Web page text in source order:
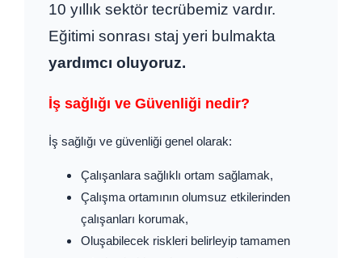
10 yıllık sektör tecrübemiz vardır.
Eğitimi sonrası staj yeri bulmakta
yardımcı oluyoruz.
İş sağlığı ve Güvenliği nedir?
İş sağlığı ve güvenliği genel olarak:
Çalışanlara sağlıklı ortam sağlamak,
Çalışma ortamının olumsuz etkilerinden
çalışanları korumak,
Oluşabilecek riskleri belirleyip tamamen